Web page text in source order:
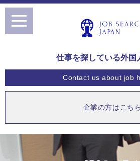
仕事を探している外国
Contact usabout job
企業の方はこちら
toggle
navigation